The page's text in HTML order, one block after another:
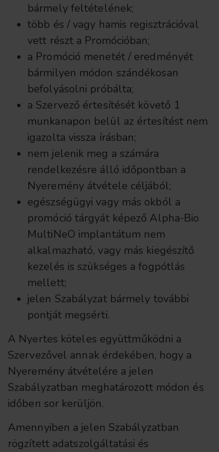
bármely feltételének;
több és / vagy hamis regisztrációval
vett részt a Promócióban;
a Promóció menetét / eredményét
bármilyen módon szándékosan
befolyásolni próbálta;
a Szervező értesítését követő 1
munkanapon belül az értesítést nem
igazolta vissza írásban;
nem jelenik meg a számára
rendelkezésre álló időpontban a
Nyeremény átvétele céljából;
egészségügyi vagy más okból a
promóció tárgyát képező Alpha-Bio
MultiNeO implantátum nem
alkalmazható, vagy más kiegészítő
kezelés is szükséges a fogpótlás
mellett;
jelen Szabályzat bármely további
pontját megsérti.
A Nyertes köteles együttműködni a
Szervezővel annak érdekében, hogy a
Nyeremény átvételére a jelen
Szabályzatban meghatározott módon és
időben sor kerüljön.
Amennyiben a jelen Szabályzatban
rögzített adatszolgáltatási és